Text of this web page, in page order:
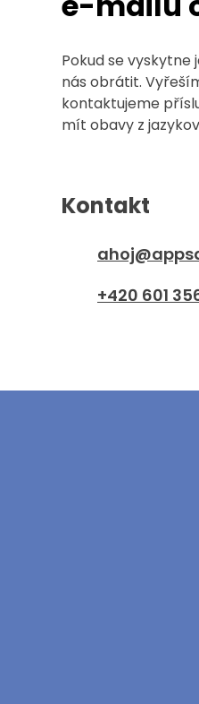
Pokud se
nás obrátit.
kontaktujeme
mít obavy z
Kontakt
+420 601